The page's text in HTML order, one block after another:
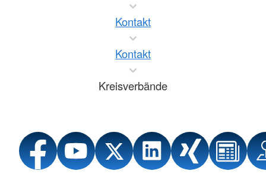
Kontakt
Kontakt
Kreisverbände